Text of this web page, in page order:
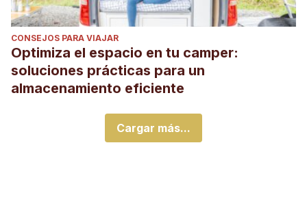
CONSEJOS PARA VIAJAR
Optimiza el espacio en tu camper:
soluciones prácticas para un
almacenamiento eficiente
Cargar más...